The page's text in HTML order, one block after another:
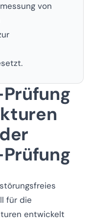
von
für die
entwickelt